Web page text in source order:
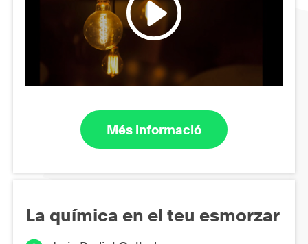
Més informació
La química en el teu esmorzar